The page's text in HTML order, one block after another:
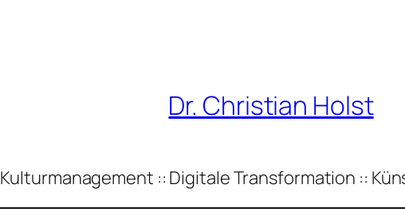
Dr. Christian Holst
Kulturmanagement :: Digitale Transformation ::